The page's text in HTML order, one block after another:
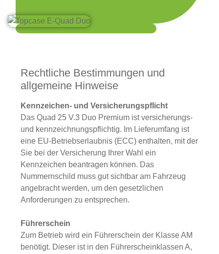
Rechtliche Bestimmungen und
allgemeine Hinweise
Kennzeichen- und Versicherungspflicht
Das Quad 25 V.3 Duo Premium ist versicherungs-
und kennzeichnungspflichtig. Im Lieferumfang ist
eine EU-Betriebserlaubnis (ECC) enthalten, mit der
Sie bei der Versicherung Ihrer Wahl ein
Kennzeichen beantragen können. Das
Nummernschild muss gut sichtbar am Fahrzeug
angebracht werden, um den gesetzlichen
Anforderungen zu entsprechen.
Führerschein
Zum Betrieb wird ein Führerschein der Klasse AM
benötigt. Dieser ist in den Führerscheinklassen A,